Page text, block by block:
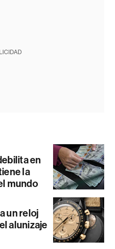
en
la
mundo
un reloj
alunizaje